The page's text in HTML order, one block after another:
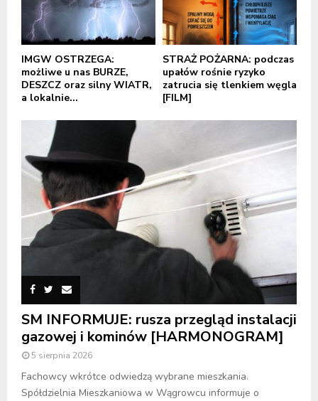
IMGW OSTRZEGA:
możliwe u nas BURZE,
DESZCZ oraz silny WIATR,
a lokalnie...
STRAŻ POŻARNA: podczas
upałów rośnie ryzyko
zatrucia się tlenkiem węgla
[FILM]
SM INFORMUJE: rusza przegląd instalacji
gazowej i kominów [HARMONOGRAM]
5 sierpnia 2026
Fachowcy wkrótce odwiedzą wybrane mieszkania.
Spółdzielnia Mieszkaniowa w Wągrowcu informuje o